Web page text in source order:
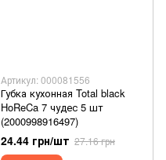
Артикул: 000081556
Губка кухонная Total black
HoReCa 7 чудес 5 шт
(2000998916497)
24.44 грн/шт 27.16 грн